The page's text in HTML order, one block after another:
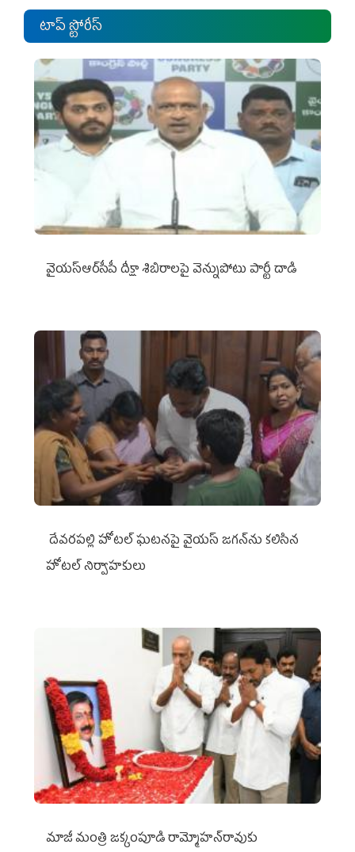
టాప్ స్టోరీస్
వైయ‌స్ఆర్‌సీపీ దీక్షా శిబిరాలపై వెన్నుపోటు పార్టీ దాడి
దేవరపల్లి హోటల్ ఘటనపై వైయ‌స్ జగన్‌ను కలిసిన
హోటల్ నిర్వాహకులు
మాజీ మంత్రి జక్కంపూడి రామ్మోహన్‌రావుకు